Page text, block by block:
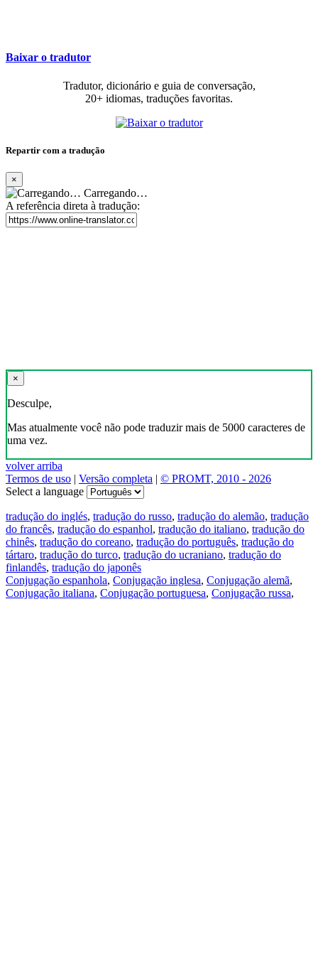
Baixar o tradutor
Tradutor, dicionário e guia de conversação,
20+ idiomas, traduções favoritas.
Repartir com a tradução
×
Carregando…
A referência direta à tradução:
×
Desculpe,
Mas atualmente você não pode traduzir mais de 5000 caracteres de
uma vez.
volver arriba
Termos de uso | Versão completa | © PROMT, 2010 - 2026
Select a language
tradução do inglés, tradução do russo, tradução do alemão, tradução
do francês, tradução do espanhol, tradução do italiano, tradução do
chinês, tradução do coreano, tradução do português, tradução do
tártaro, tradução do turco, tradução do ucraniano, tradução do
finlandês, tradução do japonês
Conjugação espanhola, Conjugação inglesa, Conjugação alemã,
Conjugação italiana, Conjugação portuguesa, Conjugação russa,